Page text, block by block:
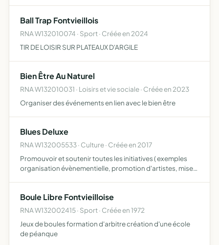
Ball Trap Fontvieillois
RNA W132010074 · Sport · Créée en 2024
TIR DE LOISIR SUR PLATEAUX D'ARGILE
Bien Être Au Naturel
RNA W132010031 · Loisirs et vie sociale · Créée en 2023
Organiser des événements en lien avec le bien être
Blues Deluxe
RNA W132005533 · Culture · Créée en 2017
Promouvoir et soutenir toutes les initiatives ( exemples
organisation évènementielle, promotion d'artistes, mise
Boule Libre Fontvieilloise
RNA W132002415 · Sport · Créée en 1972
Jeux de boules formation d'arbitre création d'une école
de péanque